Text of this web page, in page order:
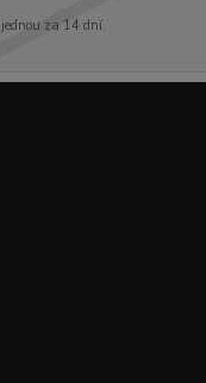
za 14 dní.